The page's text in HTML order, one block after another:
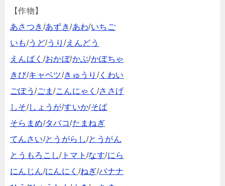
【作物】
あさつき /あずき/あわ/いちご
いも/うど/うり/えんどう
えんばく /おかぼ/かぶ/かぼちゃ
きび/キャベツ/きゅうり /くわい
ごぼう/ごま/こんにゃく /ささげ
しそ/しょうが/すいか/そば
そらまめ/タバコ/たまねぎ
てんさい/とうがらし/とうがん
とうもろこし/トマト/なす/にら
にんじん/にんにく /ねぎ/バナナ